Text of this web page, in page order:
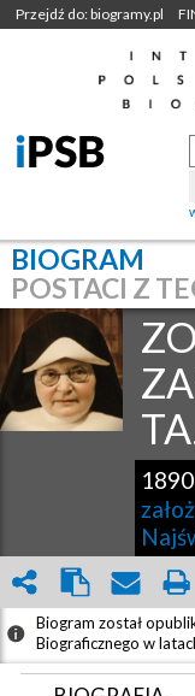
Przejdź do: biogramy.pl
BIOGRAM
POSTACI Z
Biogram został
Biograficznego w